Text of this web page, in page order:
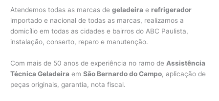
Atendemos todas as marcas degeladeira e refrigerador
importado e nacional de todas as marcas, realizamos a
domicílio em todas as cidades e bairros do ABC Paulista,
instalação, conserto, reparo e manutenção.
Com mais de 50 anos de experiência no ramo de Assistência
Técnica Geladeira emSão Bernardo do Campo, aplicação de
peças originais, garantia, nota fiscal.